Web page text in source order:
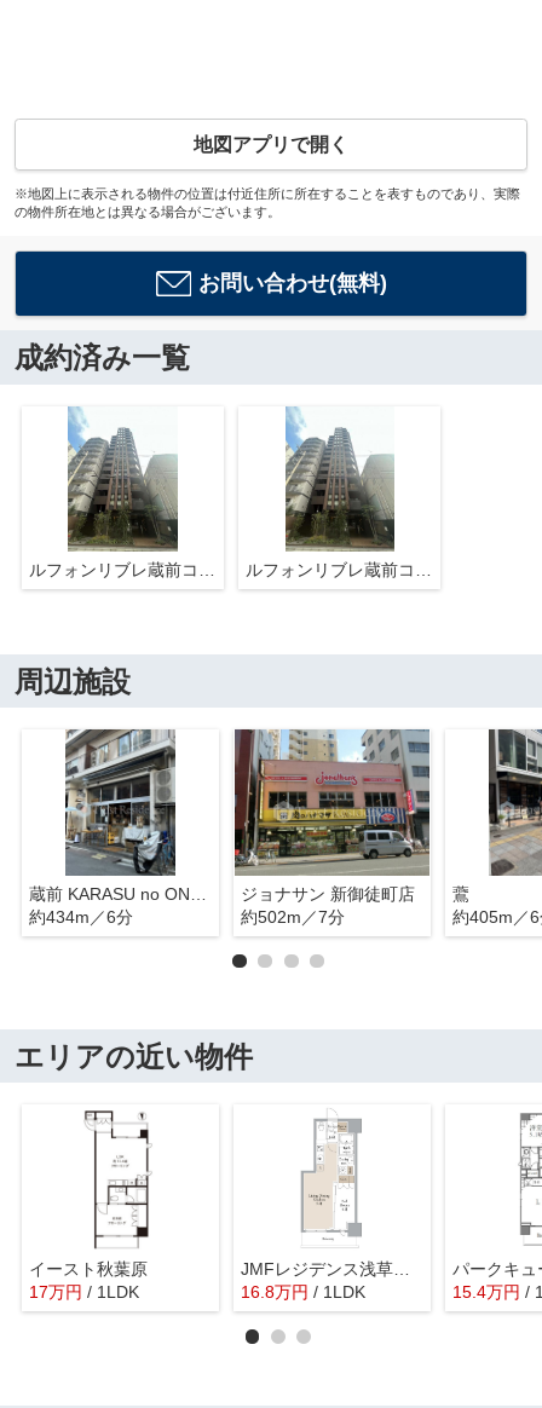
地図アプリで開く
※地図上に表示される物件の位置は付近住所に所在することを表すものであり、実際
の物件所在地とは異なる場合がございます。
お問い合わせ(無料)
成約済み一覧
ルフォンリブレ蔵前コンセール ルフォンリブレ蔵前コンセール
周辺施設
約434m／6分
ジョナサン 新御徒町店
約502m／7分
鷰
約405m／
エリアの近い物件
イースト秋葉原
17万円 / 1LDK
JMFレジデンス浅草橋三丁目
16.8万円 / 1LDK
パークキュ
15.4万円 /